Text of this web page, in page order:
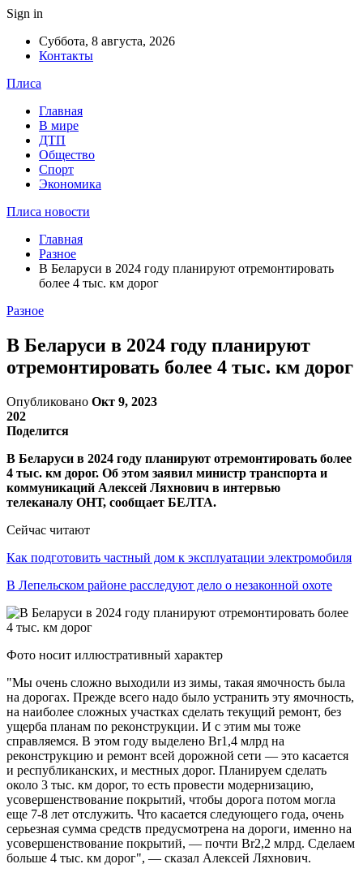
Sign in
Суббота, 8 августа, 2026
Контакты
Плиса
Главная
В мире
ДТП
Общество
Спорт
Экономика
Плиса новости
Главная
Разное
В Беларуси в 2024 году планируют отремонтировать
более 4 тыс. км дорог
Разное
В Беларуси в 2024 году планируют
отремонтировать более 4 тыс. км дорог
Опубликовано Окт 9, 2023
202
Поделится
В Беларуси в 2024 году планируют отремонтировать более
4 тыс. км дорог. Об этом заявил министр транспорта и
коммуникаций Алексей Ляхнович в интервью
телеканалу ОНТ, сообщает БЕЛТА.
Сейчас читают
Как подготовить частный дом к эксплуатации электромобиля
В Лепельском районе расследуют дело о незаконной охоте
Фото носит иллюстративный характер
"Мы очень сложно выходили из зимы, такая ямочность была
на дорогах. Прежде всего надо было устранить эту ямочность,
на наиболее сложных участках сделать текущий ремонт, без
ущерба планам по реконструкции. И с этим мы тоже
справляемся. В этом году выделено Br1,4 млрд на
реконструкцию и ремонт всей дорожной сети — это касается
и республиканских, и местных дорог. Планируем сделать
около 3 тыс. км дорог, то есть провести модернизацию,
усовершенствование покрытий, чтобы дорога потом могла
еще 7-8 лет отслужить. Что касается следующего года, очень
серьезная сумма средств предусмотрена на дороги, именно на
усовершенствование покрытий, — почти Br2,2 млрд. Сделаем
больше 4 тыс. км дорог", — сказал Алексей Ляхнович.